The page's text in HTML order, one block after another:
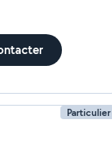
Particulier